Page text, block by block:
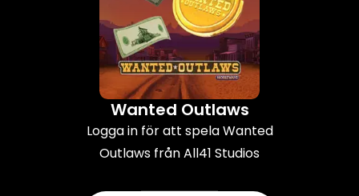
Wanted Outlaws
Logga in för att spela Wanted
Outlaws från All41 Studios